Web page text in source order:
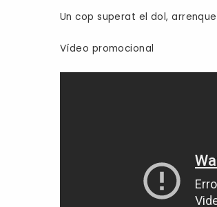
Un cop superat el dol,
Vídeo promocional